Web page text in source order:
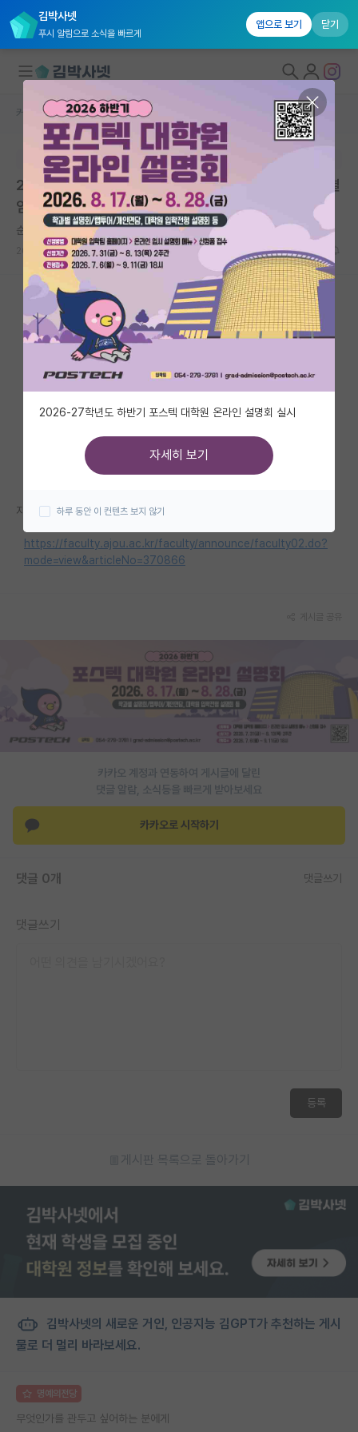
김박사넷
푸시 알림으로 소식을 빠르게
앱으로 보기 닫기
대학원생 모집
국내대학원 정보
연구실&오픈랩
커뮤니티
커뮤니티 홈
전체글보기
베스트 게시판
IF 명예의전당
자유 게시판(아무개랩)
미국 유학 게시판
미국 대학원 합격 후기 게시판
대학원 합격 후기 게시판
연구실(PI) 홍보 게시판
취업 게시판
임용 후기 게시판
PI 전용 게시판
인문사회 계열 게시판
특수/전문대학원 게시판
장학금/장학생 게시판
홍보 게시판
커뮤니티 홈 임용 정보 게시판
본문이 수정되지 않는 박제글입니다.
2026학년도 1학기 아주대학교 첨단바이오융합대학 특별
임용교원(객원/겸임교수) 공개초빙
순수한 코페르니쿠스
2026.06.29 0 317
자세한 내용은 홈페이지를 참고해 주세요.
https://faculty.ajou.ac.kr/faculty/announce/faculty02.do?
mode=view&articleNo=370866
카카오 계정과 연동하여 게시글에 달린
댓글 알람, 소식등을 빠르게 받아보세요
카카오로 시작하기
댓글 0개 댓글쓰기
댓글쓰기
등록
게시판 목록으로 돌아가기
김박사넷의 새로운 거인, 인공지능 김GPT가 추천하는 게시
물로 더 멀리 바라보세요.
명예의전당
무엇인가를 관두고 싶어하는 분에게
2026-27학년도 하반기 포스텍 대학원 온라인 설명회 실시
자세히 보기
하루 동안 이 컨텐츠 보지 않기